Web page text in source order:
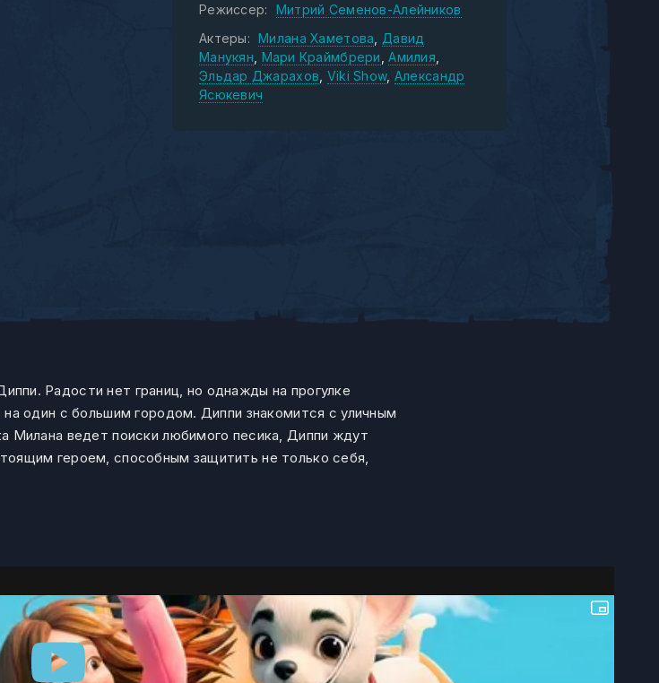
Режиссер:
Митрий Семенов-Алейников
Актеры:
Милана Хаметова
Давид
Манукян Мари Краймбрери
Амилия
Эльдар Джарахов Viki Show Александр
Ясюкевич
Радости нет границ, но однажды на прогулке
один с большим городом. Диппи знакомится с уличным
Милана ведет поиски любимого песика, Диппи ждут
героем, способным защитить не только себя,